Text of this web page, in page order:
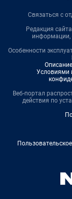
Связаться с
Редакция
информации,
Особенности
Условиями
Веб-портал
действия по